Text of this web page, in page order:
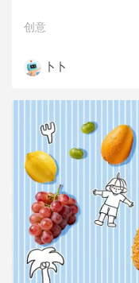
创意
卜卜